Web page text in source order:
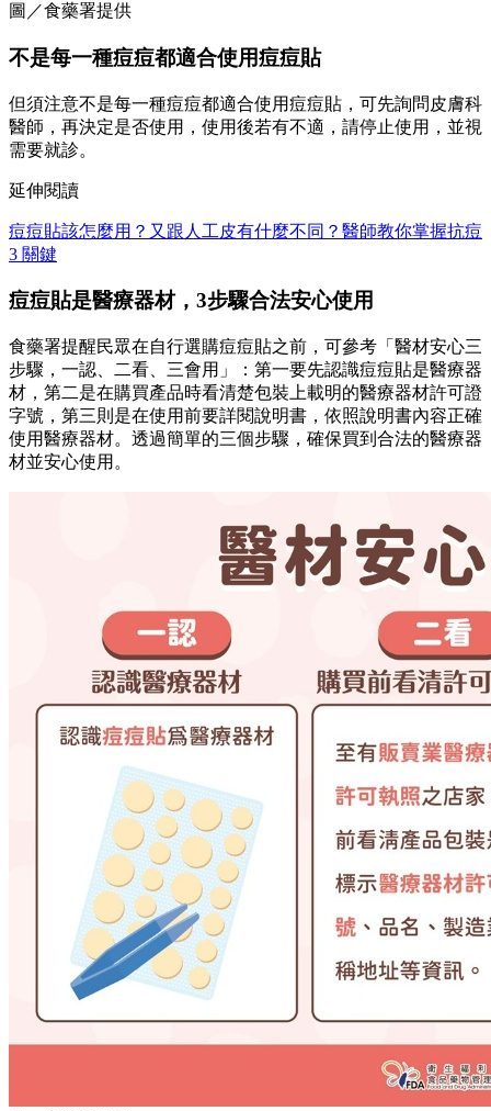
圖／食藥署提供
不是每一種痘痘都適合使用痘痘貼
但須注意不是每一種痘痘都適合使用痘痘貼，可先詢問皮膚科
醫師，再決定是否使用，使用後若有不適，請停止使用，並視
需要就診。
延伸閱讀
痘痘貼該怎麼用？又跟人工皮有什麼不同？醫師教你掌握抗痘
3 關鍵
痘痘貼是醫療器材，3步驟合法安心使用
食藥署提醒民眾在自行選購痘痘貼之前，可參考「醫材安心三
步驟，一認、二看、三會用」：第一要先認識痘痘貼是醫療器
材，第二是在購買產品時看清楚包裝上載明的醫療器材許可證
字號，第三則是在使用前要詳閱說明書，依照說明書內容正確
使用醫療器材。透過簡單的三個步驟，確保買到合法的醫療器
材並安心使用。